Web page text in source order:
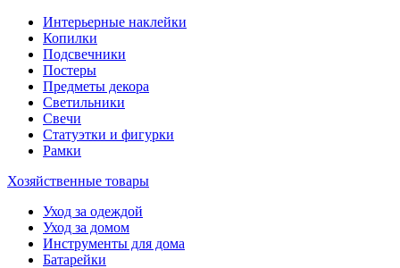
Интерьерные наклейки
Копилки
Подсвечники
Постеры
Предметы декора
Светильники
Свечи
Статуэтки и фигурки
Рамки
Хозяйственные товары
Уход за одеждой
Уход за домом
Инструменты для дома
Батарейки